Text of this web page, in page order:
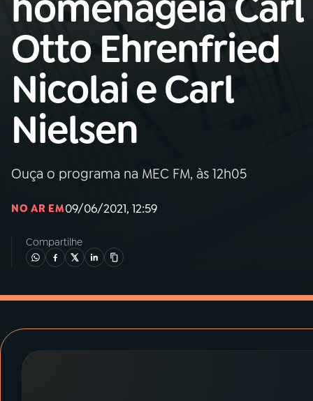
01INÍCIO
02A RÁDIO
03PROGRAMAÇÃO
04PROGRAMAS
06VIDEOCASTS
Otto Ehrenfried
Nicolai e Carl
Nielsen
Ouça o programa na MEC FM, às 12h05
NO AR EM09/06/2021, 12:59
Compartilhe